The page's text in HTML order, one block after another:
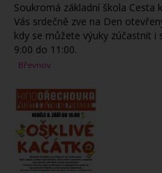
Soukromá základní škola Cesta
Vás srdečně zve na Den
kdy se můžete výuky zúčastnit i
9:00 do 11:00.
Břevnov